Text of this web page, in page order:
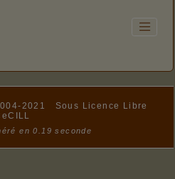
2021
Sous Licence Libre
en 0.19 seconde